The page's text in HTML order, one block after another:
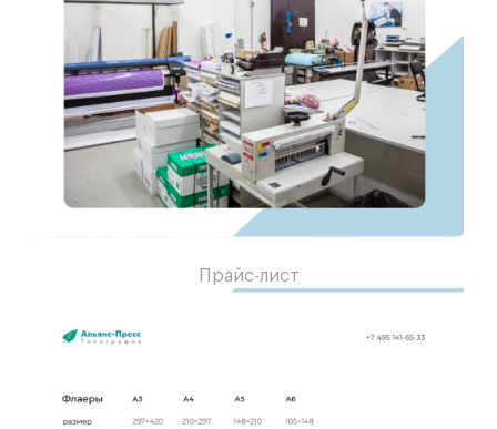
Прайс-лист